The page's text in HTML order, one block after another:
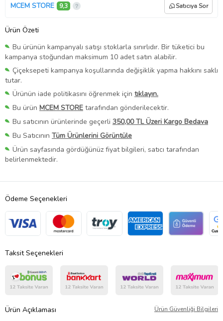
MCEM STORE 9,3 Satıcıya Sor
Ürün Özeti
Bu ürünün kampanyalı satışı stoklarla sınırlıdır. Bir tüketici bu
kampanya stoğundan maksimum 10 adet satın alabilir.
Çiçeksepeti kampanya koşullarında değişiklik yapma hakkını saklı
tutar.
Ürünün iade politikasını öğrenmek için tıklayın.
Bu ürün MCEM STORE tarafından gönderilecektir.
Bu satıcının ürünlerinde geçerli 350,00 TL Üzeri Kargo Bedava
Bu Satıcının Tüm Ürünlerini Görüntüle
Ürün sayfasında gördüğünüz fiyat bilgileri, satıcı tarafından
belirlenmektedir.
Ödeme Seçenekleri
Taksit Seçenekleri
Ürün Açıklaması Ürün Güvenliği Bilgileri